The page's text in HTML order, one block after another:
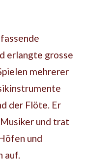
erlangte grosse
mehrerer
der Flöte. Er
und trat
und
auf.